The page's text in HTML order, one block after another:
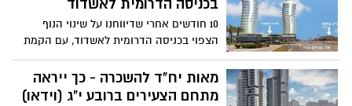
חג לאשדוד", אמר גורם במינהל ההנדסה של
עיריית אשדוד
בכניסה הדרומית לאשדוד
10 חודשים אחרי שדיווחנו על שינוי הנוף
הצפוי בכניסה הדרומית לאשדוד, עם הקמת
מגדל משרדים במקום שכיום קיימת תחנת
דלק סונול - התכנית משתנה וכעת מבקשים
היזמים להקים שני מגדלים בשילוב מסחר,
מאות יח"ד להשכרה - כך ייראה
מתחם הצעירים ברובע י"ג (וידאו)